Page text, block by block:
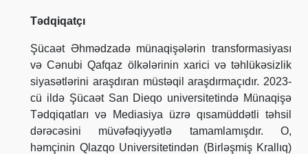
Tədqiqatçı
Şücaət Əhmədzadə münaqişələrin transformasiyası
və Cənubi Qafqaz ölkələrinin xarici və təhlükəsizlik
siyasətlərini araşdıran müstəqil araşdırmaçıdır. 2023-
cü ildə Şücaət San Dieqo universitetində Münaqişə
Tədqiqatları və Mediasiya üzrə qısamüddətli təhsil
dərəcəsini müvəfəqiyyətlə tamamlamışdır. O,
həmçinin Qlazqo Universitetindən (Birləşmiş Krallıq)